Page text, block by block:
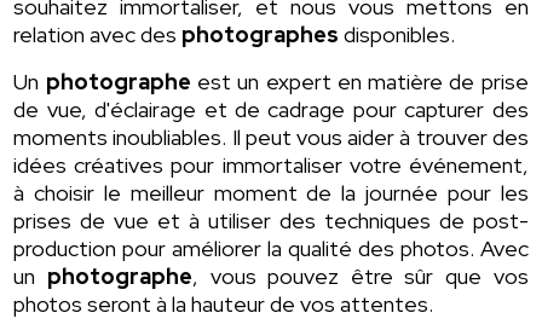
souhaitez immortaliser, et nous vous mettons en
relation avec des photographes disponibles.
Un photographe est un expert en matière de prise
de vue, d'éclairage et de cadrage pour capturer des
moments inoubliables. Il peut vous aider à trouver des
idées créatives pour immortaliser votre événement,
à choisir le meilleur moment de la journée pour les
prises de vue et à utiliser des techniques de post-
production pour améliorer la qualité des photos. Avec
un photographe, vous pouvez être sûr que vos
photos seront à la hauteur de vos attentes.